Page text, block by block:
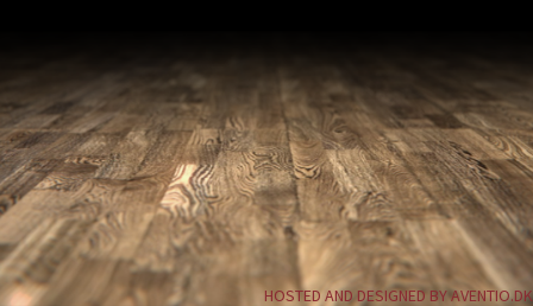
HOSTED AND DESIGNED BY AVENTIO.DK